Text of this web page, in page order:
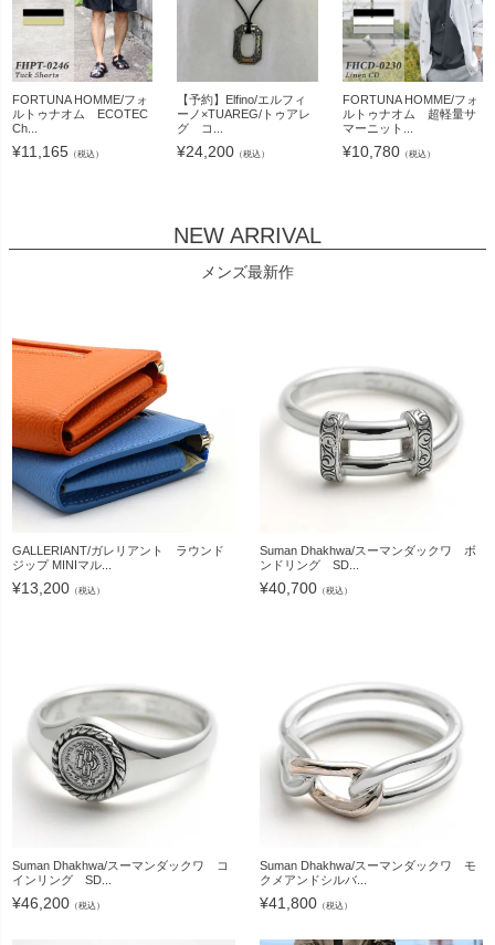
FORTUNA HOMME/フォ
ルトゥナオム ECOTEC
Ch...
¥11,165 （税込）
【予約】Elfino/エルフィ
ーノ×TUAREG/トゥアレ
グ コ...
¥24,200 （税込）
FORTUNA HOMME/フォ
ルトゥナオム 超軽量サ
マーニット...
¥10,780（税込）
NEW ARRIVAL
メンズ最新作
GALLERIANT/ガレリアント ラウンド
ジップ MINIマル...
¥13,200 （税込）
Suman Dhakhwa/スーマンダックワ ボ
ンドリング SD...
¥40,700 （税込）
Suman Dhakhwa/スーマンダックワ コ
インリング SD...
¥46,200 （税込）
Suman Dhakhwa/スーマンダックワ モ
クメアンドシルバ...
¥41,800 （税込）